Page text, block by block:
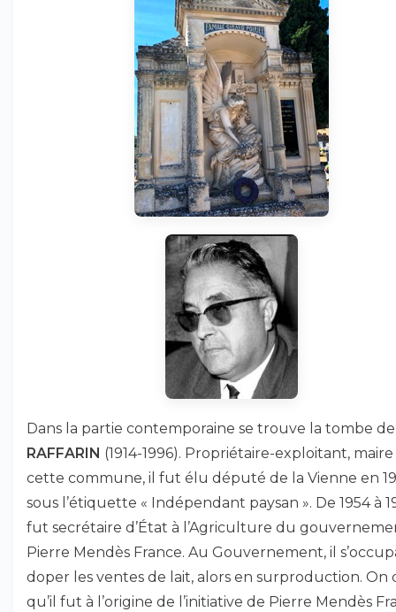
Dans la partie contemporaine se trouve la tombe
RAFFARIN (1914-1996). Propriétaire-exploitant,
cette commune, il fut élu député de la Vienne en
sous l’étiquette « Indépendant paysan ». De 1954 à
fut secrétaire d’État à l’Agriculture du
Pierre Mendès France. Au Gouvernement, il
doper les ventes de lait, alors en surproduction. On
qu’il fut à l’origine de l’initiative de Pierre Mendès